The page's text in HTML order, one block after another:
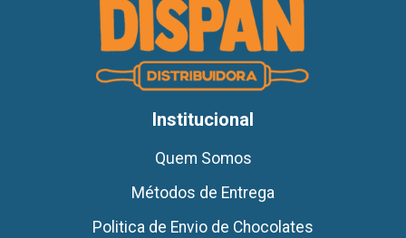
Institucional
Quem Somos
Métodos de Entrega
Politica de Envio de Chocolates